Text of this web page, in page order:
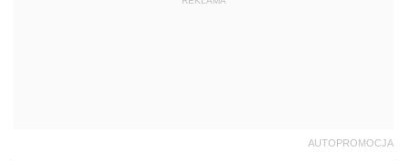
AUTOPROMOCJA